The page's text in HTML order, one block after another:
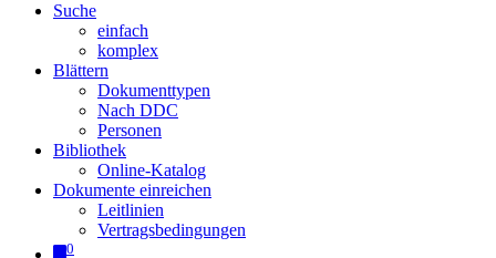
Suche
einfach
komplex
Blättern
Dokumenttypen
Nach DDC
Personen
Bibliothek
Online-Katalog
Dokumente einreichen
Leitlinien
Vertragsbedingungen
0